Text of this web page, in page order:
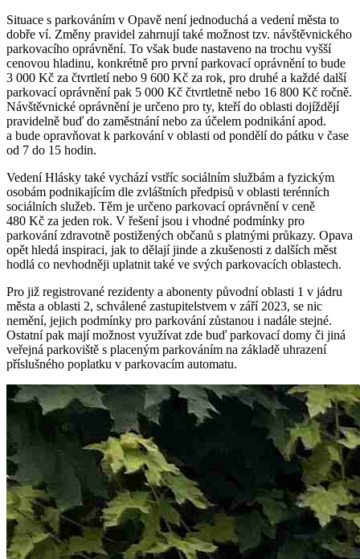
Situace s parkováním v Opavě není jednoduchá a vedení města to
dobře ví. Změny pravidel zahrnují také možnost tzv. návštěvnického
parkovacího oprávnění. To však bude nastaveno na trochu vyšší
cenovou hladinu, konkrétně pro první parkovací oprávnění to bude
3 000 Kč za čtvrtletí nebo 9 600 Kč za rok, pro druhé a každé další
parkovací oprávnění pak 5 000 Kč čtvrtletně nebo 16 800 Kč ročně.
Návštěvnické oprávnění je určeno pro ty, kteří do oblasti dojíždějí
pravidelně buď do zaměstnání nebo za účelem podnikání apod.
a bude opravňovat k parkování v oblasti od pondělí do pátku v čase
od 7 do 15 hodin.
Vedení Hlásky také vychází vstříc sociálním službám a fyzickým
osobám podnikajícím dle zvláštních předpisů v oblasti terénních
sociálních služeb. Těm je určeno parkovací oprávnění v ceně
480 Kč za jeden rok. V řešení jsou i vhodné podmínky pro
parkování zdravotně postižených občanů s platnými průkazy. Opava
opět hledá inspiraci, jak to dělají jinde a zkušenosti z dalších měst
hodlá co nevhodněji uplatnit také ve svých parkovacích oblastech.
Pro již registrované rezidenty a abonenty původní oblasti 1 v jádru
města a oblasti 2, schválené zastupitelstvem v září 2023, se nic
nemění, jejich podmínky pro parkování zůstanou i nadále stejné.
Ostatní pak mají možnost využívat zde buď parkovací domy či jiná
veřejná parkoviště s placeným parkováním na základě uhrazení
příslušného poplatku v parkovacím automatu.